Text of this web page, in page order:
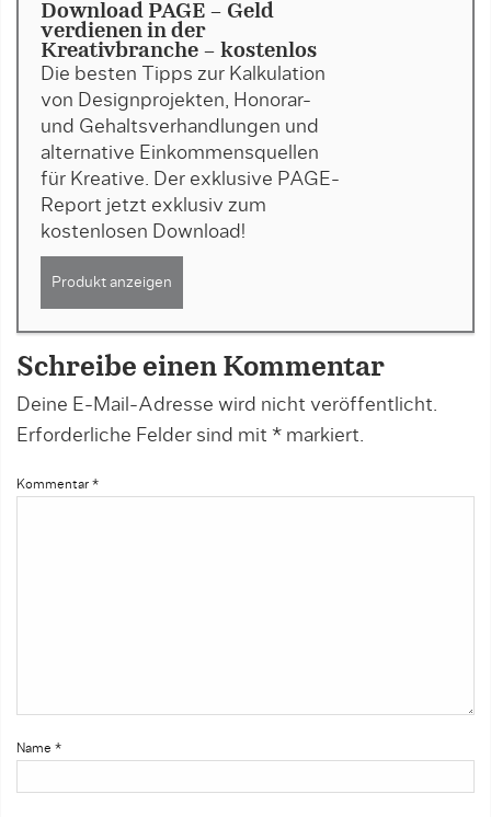
Download PAGE - Geld
verdienen in der
Kreativbranche - kostenlos
Die besten Tipps zur Kalkulation
von Designprojekten, Honorar-
und Gehaltsverhandlungen und
alternative Einkommensquellen
für Kreative. Der exklusive PAGE-
Report jetzt exklusiv zum
kostenlosen Download!
Produkt anzeigen
Schreibe einen Kommentar
Deine E-Mail-Adresse wird nicht veröffentlicht.
Erforderliche Felder sind mit * markiert.
Kommentar *
Name *